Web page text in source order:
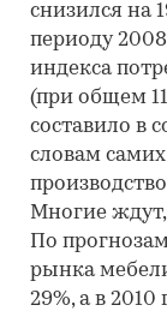
снизился на
периоду
индекса
(при общем
составило в
словам
Многие
По
рынка
29%, а в